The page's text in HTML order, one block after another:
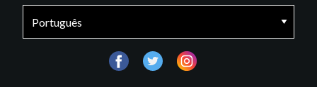
facebooktwitter instagram